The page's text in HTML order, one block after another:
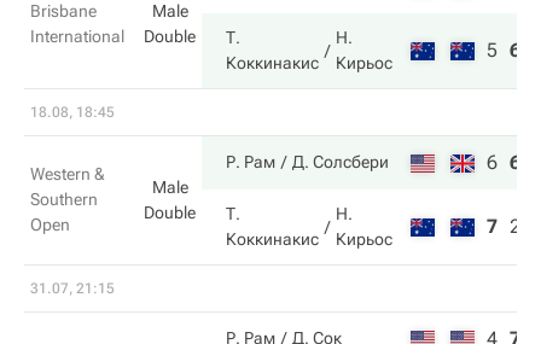
Brisbane
International
Male
Double
Т.
Коккинакис
Н.
Кирьос
5 6
18.08, 18:45
Western &
Southern
Open
Male
Double
Р. Рам Д. Солсбери 6 6
Т.
Коккинакис
Н.
Кирьос
7 2
31.07, 21:15
Р. Рам Д. Сок 4 7